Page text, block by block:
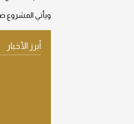
ويأتي المشروع
أبرز الأخبار